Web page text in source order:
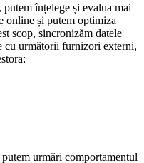
înțelege și evalua mai
online și putem optimiza
scop, sincronizăm datele
cu următorii furnizori externi,
urmări comportamentul